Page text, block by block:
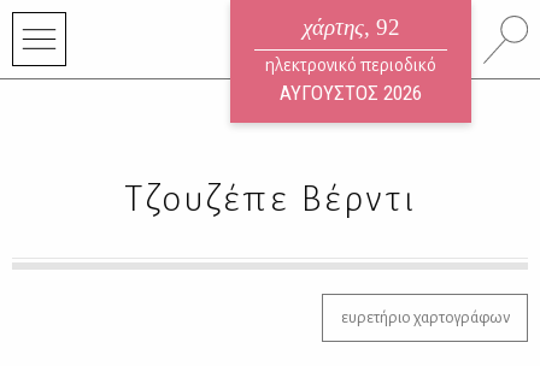
χάρτης, 92
ηλεκτρονικό περιοδικό
ΑΥΓΟΥΣΤΟΣ 2026
Τζουζέπε Βέρντι
ευρετήριο χαρτογράφων